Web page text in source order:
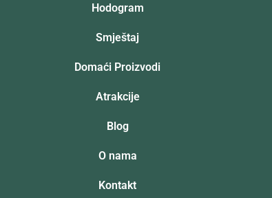
Hodogram
Smještaj
Domaći Proizvodi
Atrakcije
Blog
O nama
Kontakt